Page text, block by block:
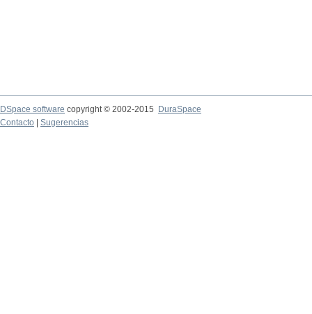
DSpace software copyright © 2002-2015
DuraSpace
Contacto
Sugerencias